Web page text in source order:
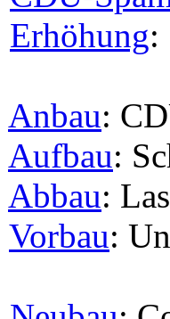
Erhöhung:
Anbau:
Aufbau:
Abbau:
Vorbau: